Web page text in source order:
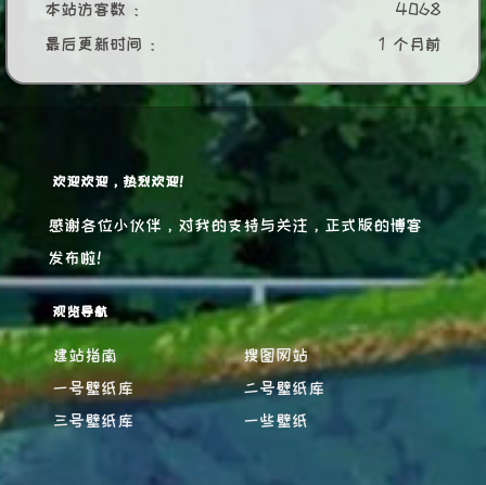
本站访客数 :
4068
最后更新时间 :
1 个月前
欢迎欢迎，热烈欢迎！
感谢各位小伙伴，对我的支持与关注，正式版的博客
发布啦！
观览导航
建站指南
搜图网站
一号壁纸库
二号壁纸库
三号壁纸库
一些壁纸